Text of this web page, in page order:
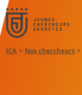
JCA Nos chercheurs